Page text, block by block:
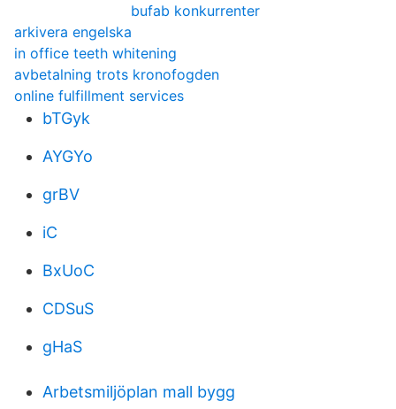
bufab konkurrenter
arkivera engelska
in office teeth whitening
avbetalning trots kronofogden
online fulfillment services
bTGyk
AYGYo
grBV
iC
BxUoC
CDSuS
gHaS
Arbetsmiljöplan mall bygg